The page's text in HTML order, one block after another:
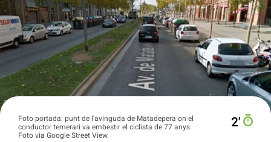
Foto portada: punt de l'avinguda de Matadepera on el
conductor temerari va embestir el ciclista de 77 anys.
Foto via Google Street View.
2′